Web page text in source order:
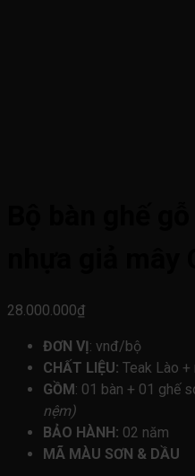
28.000.000₫
ĐƠN VỊ: vnđ/bộ
CHẤT LIỆU: Teak Lào
GỒM: 01 bàn + 01 ghế
nệm)
BẢO HÀNH: 02 năm
MÃ MÀU SƠN & DẦU